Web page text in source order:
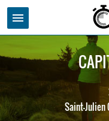
menu
Saint-Julien